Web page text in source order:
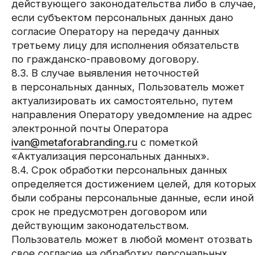
систематизацию, накопление, хранение,
уточнение (обновление, изменение),
извлечение, использование, передачу
(распространение, предоставление, доступ),
обезличивание, блокирование, удаление
и уничтожение персональных данных.
9.2. Оператор осуществляет
автоматизированную обработку персональных
данных с получением и/или передачей
полученной информации по информационно-
телекоммуникационным сетям или без таковой.
10. Трансграничная передача
персональных данных
10.1. Оператор до начала осуществления
деятельности по трансграничной передаче
персональных данных обязан уведомить
уполномоченный орган по защите прав
субъектов персональных данных о своем
намерении осуществлять трансграничную
передачу персональных данных (такое
уведомление направляется отдельно